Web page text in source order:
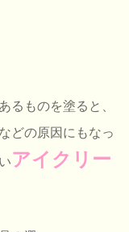
るものを塗ると、
どの原因にもなっ
アイクリー